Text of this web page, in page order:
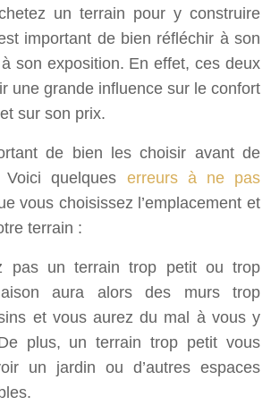
un terrain pour y construire
important de bien réfléchir à son
son exposition. En effet, ces deux
une grande influence sur le confort
sur son prix.
de bien les choisir avant de
quelques erreurs à ne pas
vous choisissez l’emplacement et
terrain :
pas un terrain trop petit ou trop
aura alors des murs trop
et vous aurez du mal à vous y
plus, un terrain trop petit vous
un jardin ou d’autres espaces